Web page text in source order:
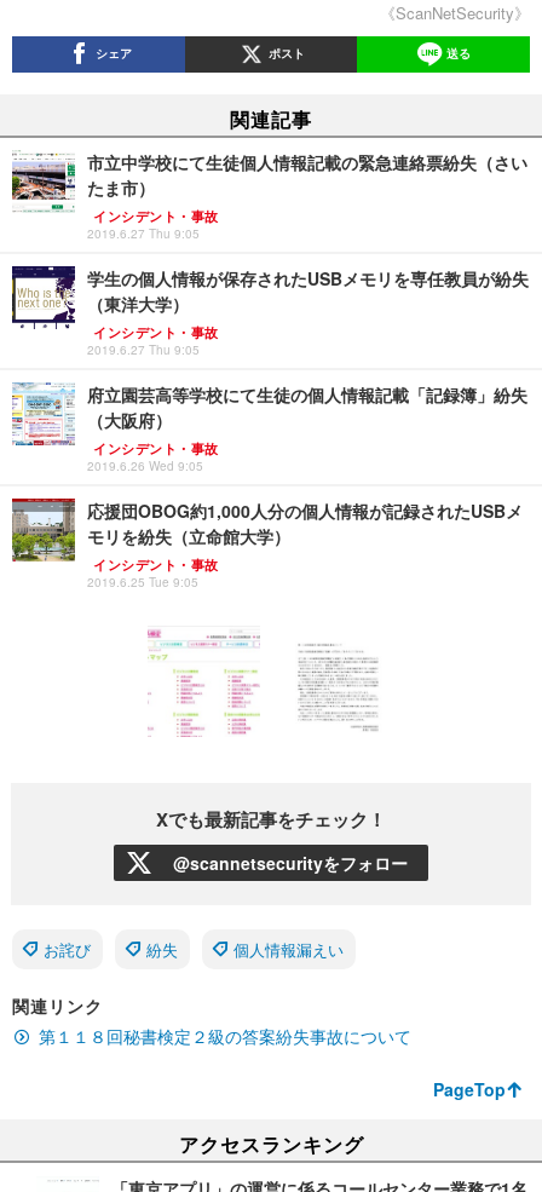
《ScanNetSecurity》
シェア ポスト 送る
関連記事
市立中学校にて生徒個人情報記載の緊急連絡票紛失（さい
たま市）
インシデント・事故
2019.6.27 Thu 9:05
学生の個人情報が保存されたUSBメモリを専任教員が紛失
（東洋大学）
インシデント・事故
2019.6.27 Thu 9:05
府立園芸高等学校にて生徒の個人情報記載「記録簿」紛失
（大阪府）
インシデント・事故
2019.6.26 Wed 9:05
応援団OBOG約1,000人分の個人情報が記録されたUSBメ
モリを紛失（立命館大学）
インシデント・事故
2019.6.25 Tue 9:05
Xでも最新記事をチェック！
@scannetsecurityをフォロー
お詫び 紛失 個人情報漏えい
関連リンク
第１１８回秘書検定２級の答案紛失事故について
PageTop
アクセスランキング
「東京アプリ」の運営に係るコールセンター業務で1名